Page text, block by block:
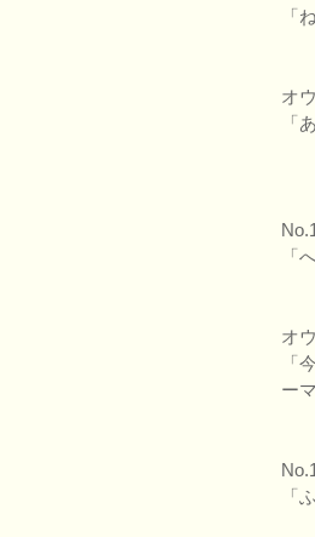
「
オ
「
「
オ
「
ー
「